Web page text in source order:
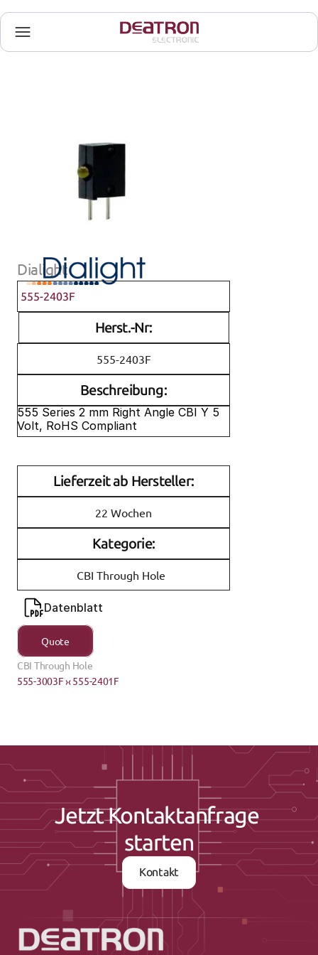
Dialight
555-2403F
Herst.-Nr:
555-2403F
Beschreibung:
555 Series 2 mm Right Angle CBI Y 5
Volt, RoHS Compliant
Lieferzeit ab Hersteller:
22 Wochen
Kategorie:
CBI Through Hole
Datenblatt
Quote
CBI Through Hole
555-3003F ›‹ 555-2401F
Jetzt Kontaktanfrage
starten
Kontakt